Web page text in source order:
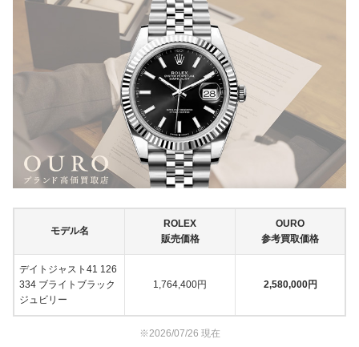
モデル名
ROLEX
販売価格
OURO
参考買取価格
デイトジャスト41 126
334 ブライトブラック
ジュビリー
1,764,400円 2,580,000円
※2026/07/26 現在